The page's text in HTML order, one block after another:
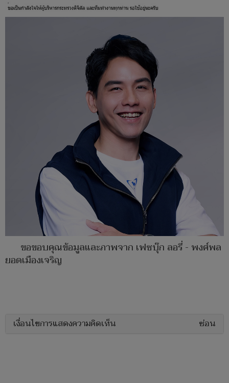
ขอขอบคุณข้อมูลและภาพจาก เฟซบุ๊ก ลอรี่ - พงศ์พล
ยอดเมืองเจริญ
เงื่อนไขการแสดงความคิดเห็น ซ่อน